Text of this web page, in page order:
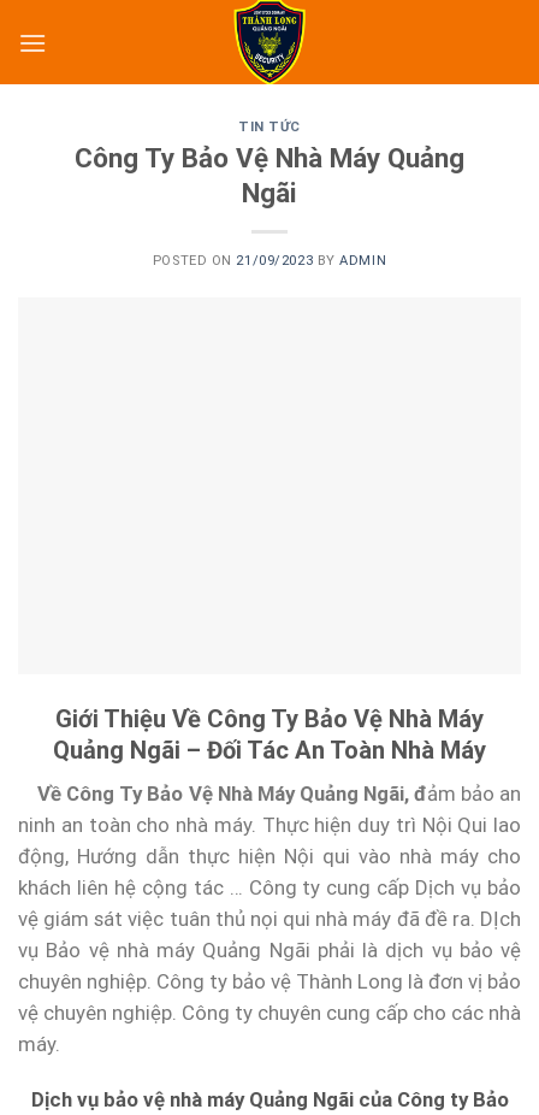
TIN TỨC
Công Ty Bảo Vệ Nhà Máy Quảng
Ngãi
POSTED ON 21/09/2023 BYADMIN
Giới Thiệu Về Công Ty Bảo Vệ Nhà Máy
Quảng Ngãi – Đối Tác An Toàn Nhà Máy
Về Công Ty Bảo Vệ Nhà Máy Quảng Ngãi, đảm bảo an
ninh an toàn cho nhà máy. Thực hiện duy trì Nội Qui lao
động, Hướng dẫn thực hiện Nội qui vào nhà máy cho
khách liên hệ cộng tác … Công ty cung cấp Dịch vụ bảo
vệ giám sát việc tuân thủ nọi qui nhà máy đã đề ra. DỊch
vụ Bảo vệ nhà máy Quảng Ngãi phải là dịch vụ bảo vệ
chuyên nghiệp. Công ty bảo vệ Thành Long là đơn vị bảo
vệ chuyên nghiệp. Công ty chuyên cung cấp cho các nhà
máy.
Dịch vụ bảo vệ nhà máy Quảng Ngãi của Công ty Bảo